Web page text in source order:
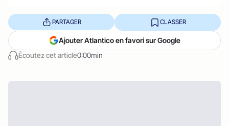
Écoutez cet article0:00min
PARTAGER CLASSER
Ajouter Atlantico en favori sur Google